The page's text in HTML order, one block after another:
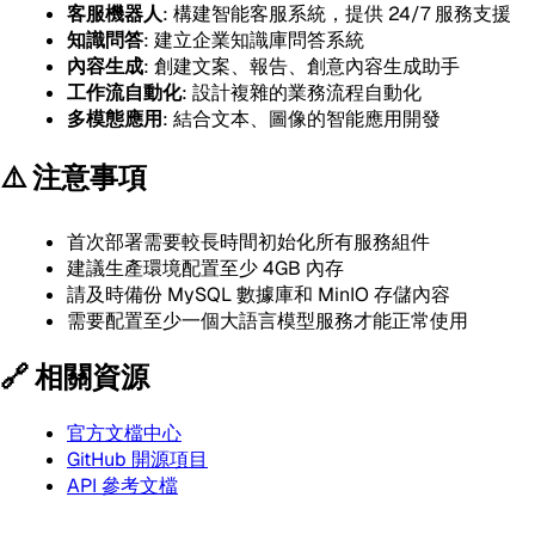
客服機器人: 構建智能客服系統，提供 24/7 服務支援
知識問答: 建立企業知識庫問答系統
內容生成: 創建文案、報告、創意內容生成助手
工作流自動化: 設計複雜的業務流程自動化
多模態應用: 結合文本、圖像的智能應用開發
⚠️ 注意事項
首次部署需要較長時間初始化所有服務組件
建議生產環境配置至少 4GB 內存
請及時備份 MySQL 數據庫和 MinIO 存儲內容
需要配置至少一個大語言模型服務才能正常使用
🔗 相關資源
官方文檔中心
GitHub 開源項目
API 參考文檔